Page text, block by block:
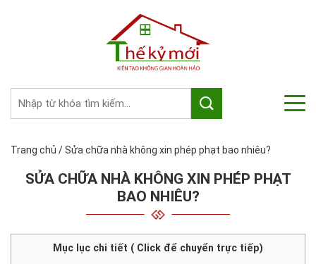
Trang chủ /Sửa chữa nhà không xin phép phạt bao nhiêu?
SỬA CHỮA NHÀ KHÔNG XIN PHÉP PHẠT
BAO NHIÊU?
Mục lục chi tiết ( Click để chuyển trực tiếp)